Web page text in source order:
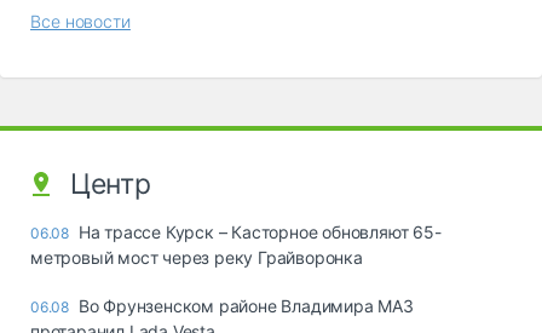
Все новости
Центр
06.08 На трассе Курск – Касторное обновляют 65-
метровый мост через реку Грайворонка
06.08 Во Фрунзенском районе Владимира МАЗ